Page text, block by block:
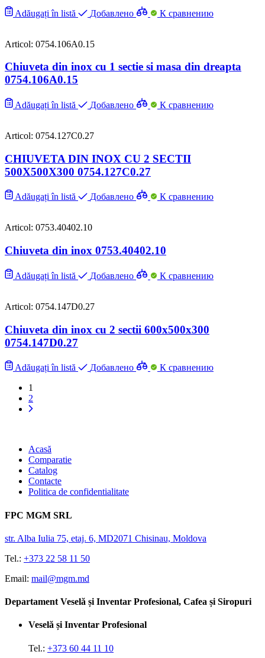
Adăugați în listă Добавлено К сравнению
Articol: 0754.106A0.15
Chiuveta din inox cu 1 sectie si masa din dreapta
0754.106A0.15
Adăugați în listă Добавлено К сравнению
Articol: 0754.127C0.27
CHIUVETA DIN INOX CU 2 SECTII
500Х500Х300 0754.127C0.27
Adăugați în listă Добавлено К сравнению
Articol: 0753.40402.10
Chiuveta din inox 0753.40402.10
Adăugați în listă Добавлено К сравнению
Articol: 0754.147D0.27
Chiuveta din inox cu 2 sectii 600x500x300
0754.147D0.27
Adăugați în listă Добавлено
К сравнению
1
2
Acasă
Comparatie
Catalog
Contacte
Politica de confidentialitate
FPC MGM SRL
str. Alba Iulia 75, etaj. 6, MD2071 Chisinau, Moldova
Tel.: +373 22 58 11 50
Email: mail@mgm.md
Departament Veselă și Inventar Profesional, Cafea și Siropuri
Veselă și Inventar Profesional
Tel.: +373 60 44 11 10